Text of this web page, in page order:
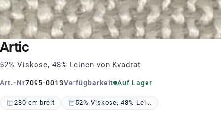
Artic
52% Viskose, 48% Leinen von Kvadrat
Art.-Nr7095-0013Verfügbarkeit Auf Lager
280 cm breit 52% Viskose, 48% Lei...